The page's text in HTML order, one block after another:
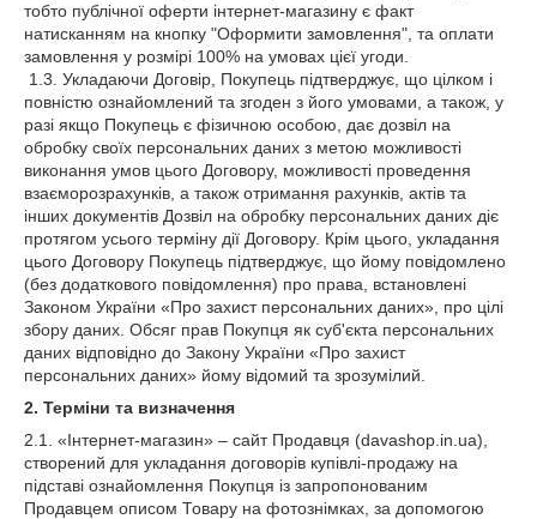
тобто публічної оферти інтернет-магазину є факт
натисканням на кнопку "Оформити замовлення", та оплати
замовлення у розмірі 100% на умовах цієї угоди.
1.3. Укладаючи Договір, Покупець підтверджує, що цілком і
повністю ознайомлений та згоден з його умовами, а також, у
разі якщо Покупець є фізичною особою, дає дозвіл на
обробку своїх персональних даних з метою можливості
виконання умов цього Договору, можливості проведення
взаєморозрахунків, а також отримання рахунків, актів та
інших документів Дозвіл на обробку персональних даних діє
протягом усього терміну дії Договору. Крім цього, укладання
цього Договору Покупець підтверджує, що йому повідомлено
(без додаткового повідомлення) про права, встановлені
Законом України «Про захист персональних даних», про цілі
збору даних. Обсяг прав Покупця як суб'єкта персональних
даних відповідно до Закону України «Про захист
персональних даних» йому відомий та зрозумілий.
2. Терміни та визначення
2.1. «Інтернет-магазин» – сайт Продавця (davashop.in.ua),
створений для укладання договорів купівлі-продажу на
підставі ознайомлення Покупця із запропонованим
Продавцем описом Товару на фотознімках, за допомогою